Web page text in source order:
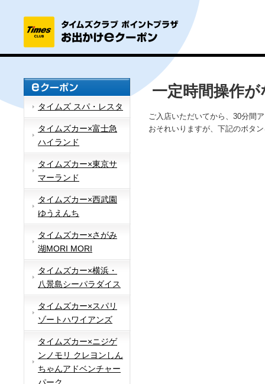
タイムズ スパ・レスタ
タイムズカー×富士急
ハイランド
タイムズカー×東京サ
マーランド
タイムズカー×西武園
ゆうえんち
タイムズカー×さがみ
湖MORI MORI
タイムズカー×横浜・
八景島シーパラダイス
タイムズカー×スパリ
ゾートハワイアンズ
タイムズカー×ニジゲ
ンノモリ クレヨンしん
ちゃんアドベンチャー
一定時間操作
ご入店いただいてから、30分間
おそれいりますが、下記のボタ